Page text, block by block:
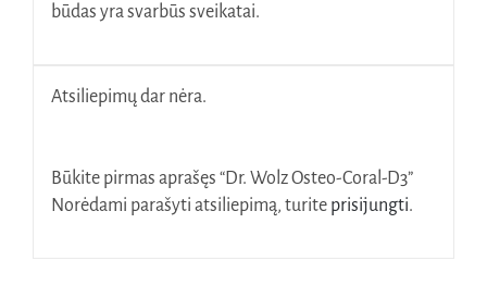
būdas yra svarbūs sveikatai.
Atsiliepimų dar nėra.
Būkite pirmas aprašęs “Dr. Wolz Osteo-Coral-D3”
Norėdami parašyti atsiliepimą, turite prisijungti.